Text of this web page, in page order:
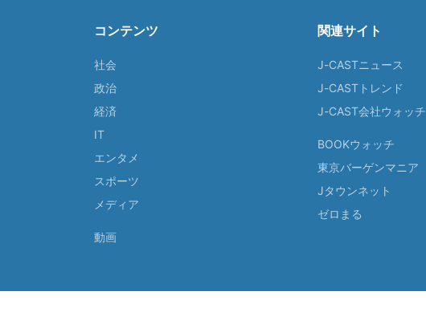
コンテンツ
社会
政治
経済
IT
エンタメ
スポーツ
メディア
動画
関連サイト
J-CASTニュース
J-CASTトレンド
J-CAST会社ウォッチ
BOOKウォッチ
東京バーゲンマニア
Jタウンネット
ゼロまる